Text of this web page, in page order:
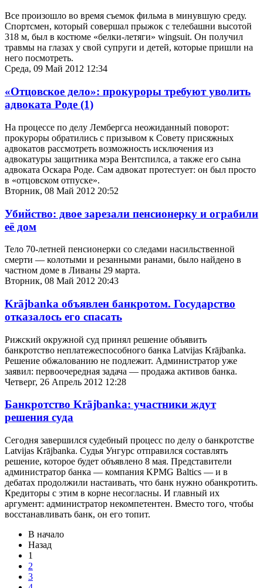
Все произошло во время съемок фильма в минувшую среду.
Спортсмен, который совершал прыжок с телебашни высотой
318 м, был в костюме «белки-летяги» wingsuit. Он получил
травмы на глазах у свой супруги и детей, которые пришли на
него посмотреть.
Среда, 09 Май 2012 12:34
«Отцовское дело»: прокуроры требуют уволить
адвоката Роде (1)
На процессе по делу Лембергса неожиданный поворот:
прокуроры обратились с призывом к Совету присяжных
адвокатов рассмотреть возможность исключения из
адвокатуры защитника мэра Вентспилса, а также его сына
адвоката Оскара Роде. Сам адвокат протестует: он был просто
в «отцовском отпуске».
Вторник, 08 Май 2012 20:52
Убийство: двое зарезали пенсионерку и ограбили
её дом
Тело 70-летней пенсионерки со следами насильственной
смерти — колотыми и резанными ранами, было найдено в
частном доме в Ливаны 29 марта.
Вторник, 08 Май 2012 20:43
Krājbanka объявлен банкротом. Государство
отказалось его спасать
Рижский окружной суд принял решение объявить
банкротство неплатежеспособного банка Latvijas Krājbanka.
Решение обжалованию не подлежит. Администратор уже
заявил: первоочередная задача — продажа активов банка.
Четверг, 26 Апрель 2012 12:28
Банкротство Krājbanka: участники ждут
решения суда
Сегодня завершился судебный процесс по делу о банкротстве
Latvijas Krājbanka. Судья Унгурс отправился составлять
решение, которое будет объявлено 8 мая. Представители
администратор банка — компания KPMG Baltics — и в
дебатах продолжили настаивать, что банк нужно обанкротить.
Кредиторы с этим в корне несогласны. И главный их
аргумент: администратор некомпетентен. Вместо того, чтобы
восстанавливать банк, он его топит.
В начало
Назад
1
2
3